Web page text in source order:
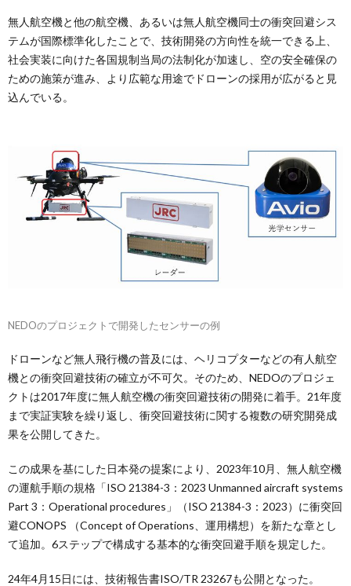
無人航空機と他の航空機、あるいは無人航空機同士の衝突回避シス
テムが国際標準化したことで、技術開発の方向性を統一できる上、
社会実装に向けた各国規制当局の法制化が加速し、空の安全確保の
ための施策が進み、より広範な用途でドローンの採用が広がると見
込んでいる。
NEDOのプロジェクトで開発したセンサーの例
ドローンなど無人飛行機の普及には、ヘリコプターなどの有人航空
機との衝突回避技術の確立が不可欠。そのため、NEDOのプロジェ
クトは2017年度に無人航空機の衝突回避技術の開発に着手。21年度
まで実証実験を繰り返し、衝突回避技術に関する複数の研究開発成
果を公開してきた。
この成果を基にした日本発の提案により、2023年10月、無人航空機
の運航手順の規格「ISO 21384-3：2023 Unmanned aircraft systems
Part 3：Operational procedures」（ISO 21384-3：2023）に衝突回
避CONOPS （Concept of Operations、運用構想）を新たな章とし
て追加。6ステップで構成する基本的な衝突回避手順を規定した。
24年4月15日には、技術報告書ISO/TR 23267も公開となった。